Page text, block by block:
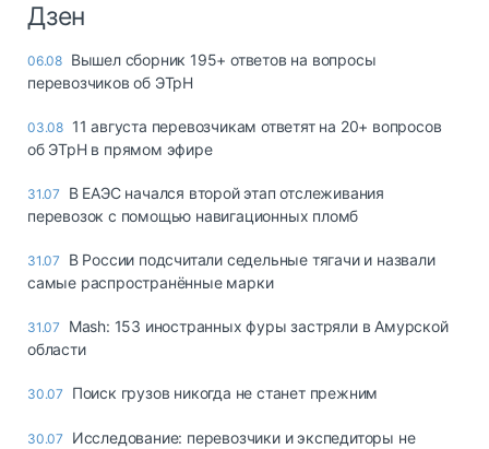
Дзен
06.08 Вышел сборник 195+ ответов на вопросы
перевозчиков об ЭТрН
03.08 11 августа перевозчикам ответят на 20+ вопросов
об ЭТрН в прямом эфире
31.07
В ЕАЭС начался второй этап отслеживания
перевозок с помощью навигационных пломб
31.07
В России подсчитали седельные тягачи и назвали
самые распространённые марки
31.07
Mash: 153 иностранных фуры застряли в Амурской
области
30.07 Поиск грузов никогда не станет прежним
30.07
Исследование: перевозчики и экспедиторы не